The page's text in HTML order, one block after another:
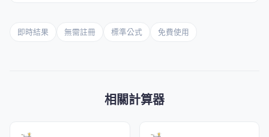
即時結果 無需註冊 標準公式 免費使用
相關計算器